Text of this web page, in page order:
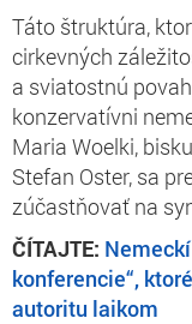
Táto štruktúra,
cirkevných
a sviatostnú
konzervatívni
Maria Woelki,
Stefan Oster, sa
zúčastňovať na
ČÍTAJTE:
konferencie“,
autoritu laikom